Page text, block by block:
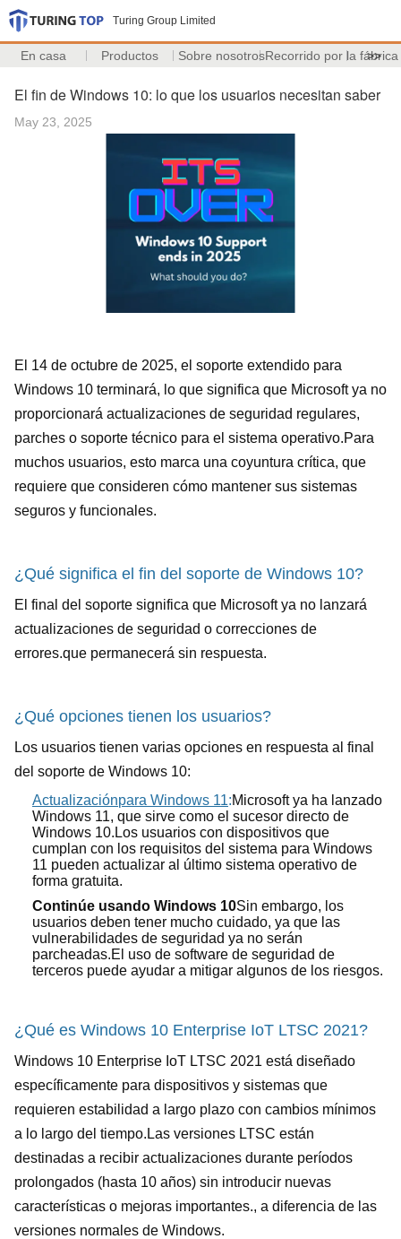
Turing Group Limited
En casa Productos Sobre nosotrosRecorrido por la fábrica
>>
El fin de Windows 10: lo que los usuarios necesitan saber
May 23, 2025
El 14 de octubre de 2025, el soporte extendido para
Windows 10 terminará, lo que significa que Microsoft ya no
proporcionará actualizaciones de seguridad regulares,
parches o soporte técnico para el sistema operativo.Para
muchos usuarios, esto marca una coyuntura crítica, que
requiere que consideren cómo mantener sus sistemas
seguros y funcionales.
¿Qué significa el fin del soporte de Windows 10?
El final del soporte significa que Microsoft ya no lanzará
actualizaciones de seguridad o correcciones de
errores.que permanecerá sin respuesta.
¿Qué opciones tienen los usuarios?
Los usuarios tienen varias opciones en respuesta al final
del soporte de Windows 10:
Actualizaciónpara Windows 11:Microsoft ya ha lanzado
Windows 11, que sirve como el sucesor directo de
Windows 10.Los usuarios con dispositivos que
cumplan con los requisitos del sistema para Windows
11 pueden actualizar al último sistema operativo de
forma gratuita.
Continúe usando Windows 10Sin embargo, los
usuarios deben tener mucho cuidado, ya que las
vulnerabilidades de seguridad ya no serán
parcheadas.El uso de software de seguridad de
terceros puede ayudar a mitigar algunos de los riesgos.
¿Qué es Windows 10 Enterprise IoT LTSC 2021?
Windows 10 Enterprise IoT LTSC 2021 está diseñado
específicamente para dispositivos y sistemas que
requieren estabilidad a largo plazo con cambios mínimos
a lo largo del tiempo.Las versiones LTSC están
destinadas a recibir actualizaciones durante períodos
prolongados (hasta 10 años) sin introducir nuevas
características o mejoras importantes., a diferencia de las
versiones normales de Windows.